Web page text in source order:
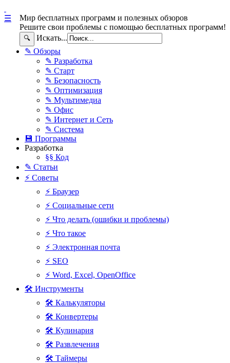
Мир бесплатных программ и полезных обзоров
Решите свои проблемы с помощью бесплатных программ!
🔍 Искать...
☰
✎ Обзоры
✎ Разработка
✎ Старт
✎ Безопасность
✎ Оптимизация
✎ Мультимедиа
✎ Офис
✎ Интернет и Сеть
✎ Система
💾 Программы
Разработка
§§ Код
✎ Статьи
⚡ Советы
⚡ Браузер
⚡ Социальные сети
⚡ Что делать (ошибки и проблемы)
⚡ Что такое
⚡ Электронная почта
⚡ SEO
⚡ Word, Excel, OpenOffice
🛠 Инструменты
🛠 Калькуляторы
🛠 Конвертеры
🛠 Кулинария
🛠 Развлечения
🛠 Таймеры